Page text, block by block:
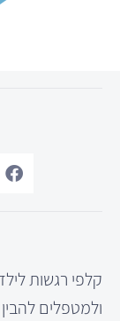
קלפי רגשות
ולמטפלים